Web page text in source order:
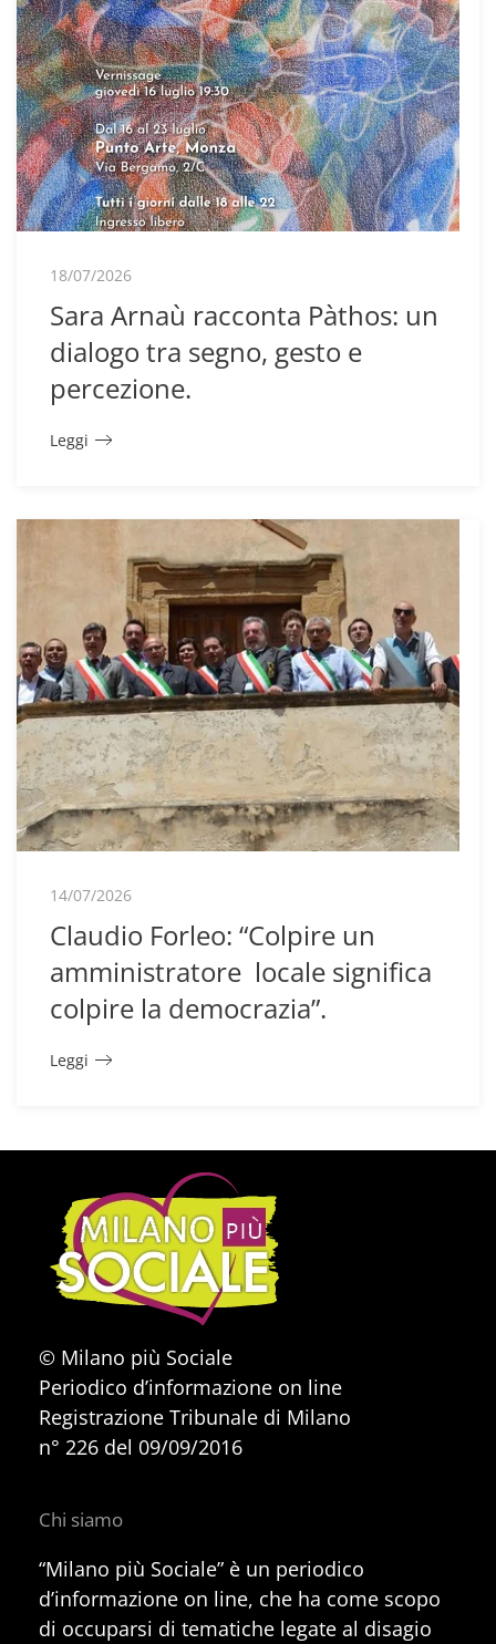
18/07/2026
Sara Arnaù racconta Pàthos: un
dialogo tra segno, gesto e
percezione.
Leggi
14/07/2026
Claudio Forleo: “Colpire un
amministratore locale significa
colpire la democrazia”.
Leggi
© Milano più Sociale
Periodico d’informazione on line
Registrazione Tribunale di Milano
n° 226 del 09/09/2016
Chi siamo
“Milano più Sociale” è un periodico
d’informazione on line, che ha come scopo
di occuparsi di tematiche legate al disagio